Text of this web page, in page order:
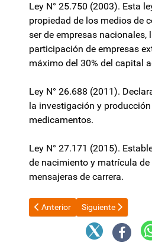
Ley N° 25.750 (2003). Esta
propiedad de los medios de
ser de empresas nacionales,
participación de empresas
máximo del 30% del capital
Ley N° 26.688 (2011).
la investigación y
medicamentos.
Ley N° 27.171 (2015).
de nacimiento y matrícula
mensajeras de carrera.
Artículo anterior: El Gobierno
Anterior Artículo siguiente:
Siguiente